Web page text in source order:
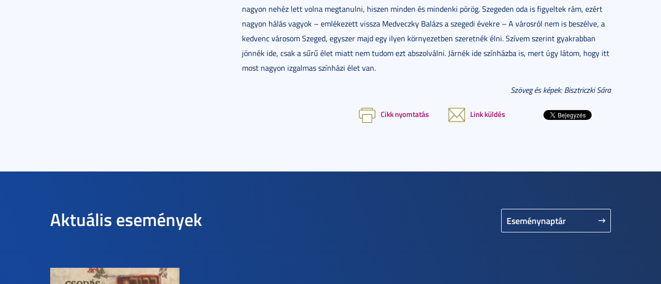
nagyon nehéz lett volna megtanulni, hiszen minden és mindenki pörög. Szegeden oda is figyeltek rám, ezért
nagyon hálás vagyok – emlékezett vissza Medveczky Balázs a szegedi évekre – A városról nem is beszélve, a
kedvenc városom Szeged, egyszer majd egy ilyen környezetben szeretnék élni. Szívem szerint gyakrabban
jönnék ide, csak a sűrű élet miatt nem tudom ezt abszolválni. Járnék ide színházba is, mert úgy látom, hogy itt
most nagyon izgalmas színházi élet van.
Szöveg és képek: Bisztriczki Sára
Cikk nyomtatás Link küldés
Aktuális események Eseménynaptár